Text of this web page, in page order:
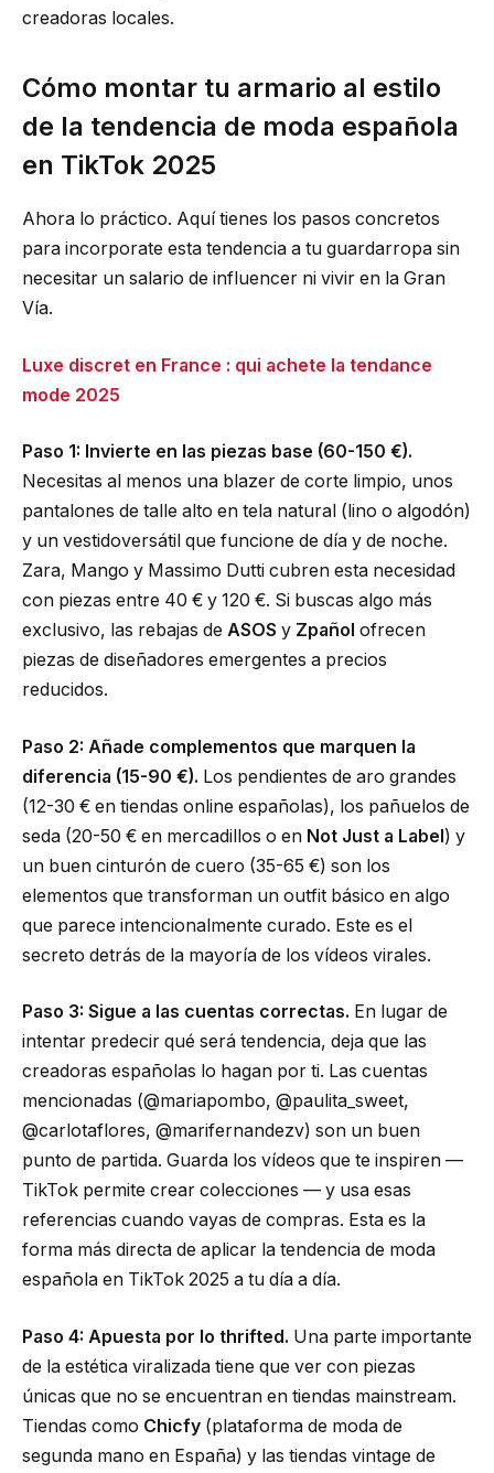
creadoras locales.
Cómo montar tu armario al estilo
de la tendencia de moda española
en TikTok 2025
Ahora lo práctico. Aquí tienes los pasos concretos
para incorporate esta tendencia a tu guardarropa sin
necesitar un salario de influencer ni vivir en la Gran
Vía.
Luxe discret en France : qui achete la tendance
mode 2025
Paso 1: Invierte en las piezas base (60-150 €).
Necesitas al menos una blazer de corte limpio, unos
pantalones de talle alto en tela natural (lino o algodón)
y un vestidoversátil que funcione de día y de noche.
Zara, Mango y Massimo Dutti cubren esta necesidad
con piezas entre 40 € y 120 €. Si buscas algo más
exclusivo, las rebajas de ASOS y Zpañol ofrecen
piezas de diseñadores emergentes a precios
reducidos.
Paso 2: Añade complementos que marquen la
diferencia (15-90 €). Los pendientes de aro grandes
(12-30 € en tiendas online españolas), los pañuelos de
seda (20-50 € en mercadillos o en Not Just a Label) y
un buen cinturón de cuero (35-65 €) son los
elementos que transforman un outfit básico en algo
que parece intencionalmente curado. Este es el
secreto detrás de la mayoría de los vídeos virales.
Paso 3: Sigue a las cuentas correctas. En lugar de
intentar predecir qué será tendencia, deja que las
creadoras españolas lo hagan por ti. Las cuentas
mencionadas (@mariapombo, @paulita_sweet,
@carlotaflores, @marifernandezv) son un buen
punto de partida. Guarda los vídeos que te inspiren —
TikTok permite crear colecciones — y usa esas
referencias cuando vayas de compras. Esta es la
forma más directa de aplicar la tendencia de moda
española en TikTok 2025 a tu día a día.
Paso 4: Apuesta por lo thrifted. Una parte importante
de la estética viralizada tiene que ver con piezas
únicas que no se encuentran en tiendas mainstream.
Tiendas como Chicfy (plataforma de moda de
segunda mano en España) y las tiendas vintage de